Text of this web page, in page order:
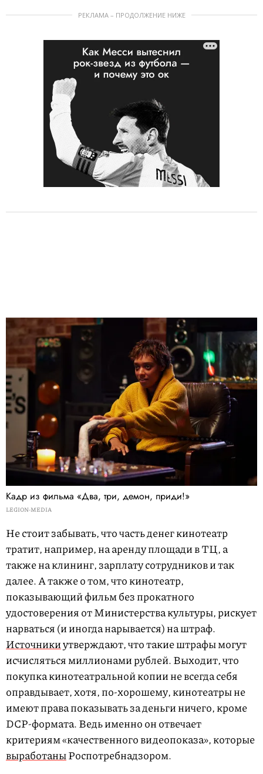
РЕКЛАМА – ПРОДОЛЖЕНИЕ НИЖЕ
Кадр из фильма «Два, три, демон, приди!»
LEGION-MEDIA
Не стоит забывать, что часть денег кинотеатр
тратит, например, на аренду площади в ТЦ, а
также на клининг, зарплату сотрудников и так
далее. А также о том, что кинотеатр,
показывающий фильм без прокатного
удостоверения от Министерства культуры, рискует
нарваться (и иногда нарывается) на штраф.
Источникиутверждают, что такие штрафы могут
исчисляться миллионами рублей. Выходит, что
покупка кинотеатральной копии не всегда себя
оправдывает, хотя, по-хорошему, кинотеатры не
имеют права показывать за деньги ничего, кроме
DCP-формата. Ведь именно он отвечает
критериям «качественного видеопоказа», которые
выработаныРоспотребнадзором.